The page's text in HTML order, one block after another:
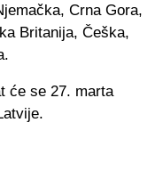
Crna Gora,
Britanija, Češka,
će se 27. marta